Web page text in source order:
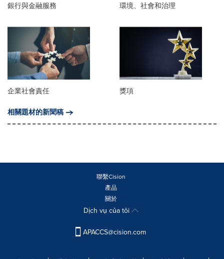
銀行與金融服務 環境、社會和治理
企業社會責任
獎項
相關題材的新聞稿
聯繫Cision
產品
關於
Dịch vụ của tôi
APACCS@cision.com